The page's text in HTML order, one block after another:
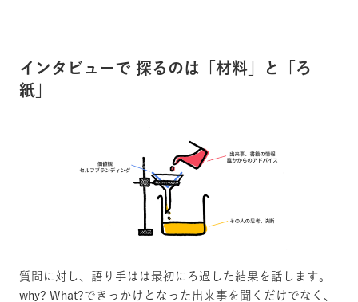
インタビューで 探るのは「材料」と「ろ
紙」
質問に対し、語り手はは最初にろ過した結果を話します。
why? What?できっかけとなった出来事を聞くだけでなく、